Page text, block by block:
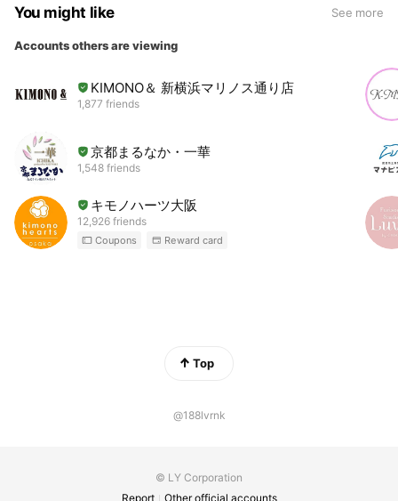
You might like See more
Accounts others are viewing
KIMONO＆ 新横浜マリノス通り店
1,877 friends
京都まるなか・一華
1,548 friends
キモノハーツ大阪
12,926 friends
Coupons Reward card
Top
@188lvrnk
© LY Corporation
Report
Other official accounts